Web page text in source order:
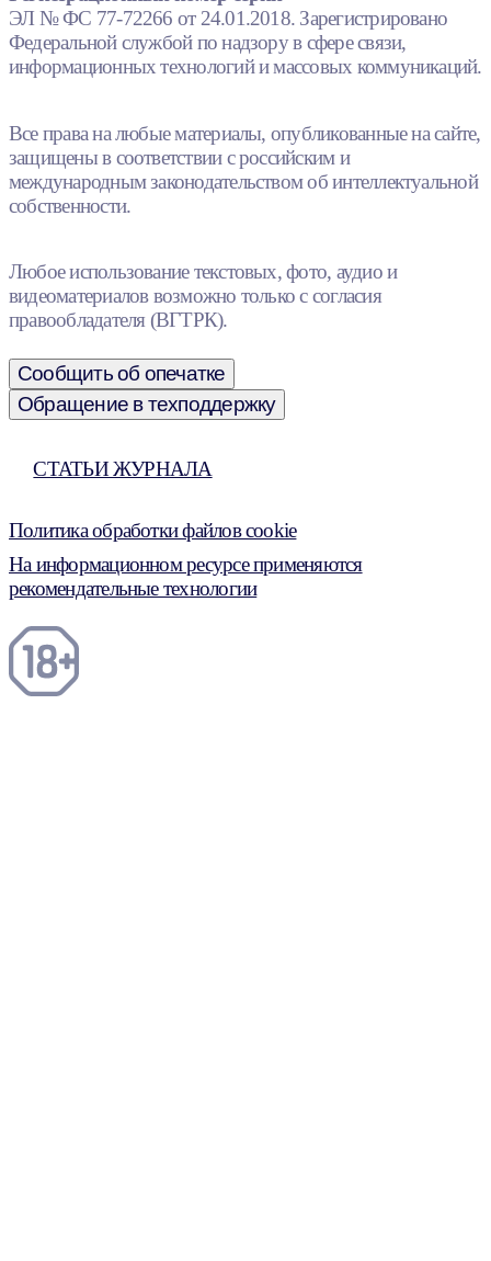
ЭЛ № ФС 77-72266 от 24.01.2018. Зарегистрировано
Федеральной службой по надзору в сфере связи,
информационных технологий и массовых коммуникаций.
Все права на любые материалы, опубликованные на сайте,
защищены в соответствии с российским и
международным законодательством об интеллектуальной
собственности.
Любое использование текстовых, фото, аудио и
видеоматериалов возможно только с согласия
правообладателя (ВГТРК).
Сообщить об опечатке
Обращение в техподдержку
СТАТЬИ ЖУРНАЛА
Политика обработки файлов cookie
На информационном ресурсе применяются
рекомендательные технологии